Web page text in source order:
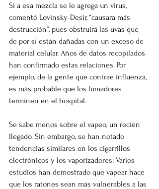
Si a esa mezcla se le agrega un virus,
comentó Lovinsky-Desir, “causará más
destrucción”, pues obstruirá las uvas que
de por sí están dañadas con un exceso de
material celular. Años de datos recopilados
han confirmado estas relaciones. Por
ejemplo, de la gente que contrae influenza,
es más probable que los fumadores
terminen en el hospital.
Se sabe menos sobre el vapeo, un recién
llegado. Sin embargo, se han notado
tendencias similares en los cigarrillos
electrónicos y los vaporizadores. Varios
estudios han demostrado que vapear hace
que los ratones sean más vulnerables a las